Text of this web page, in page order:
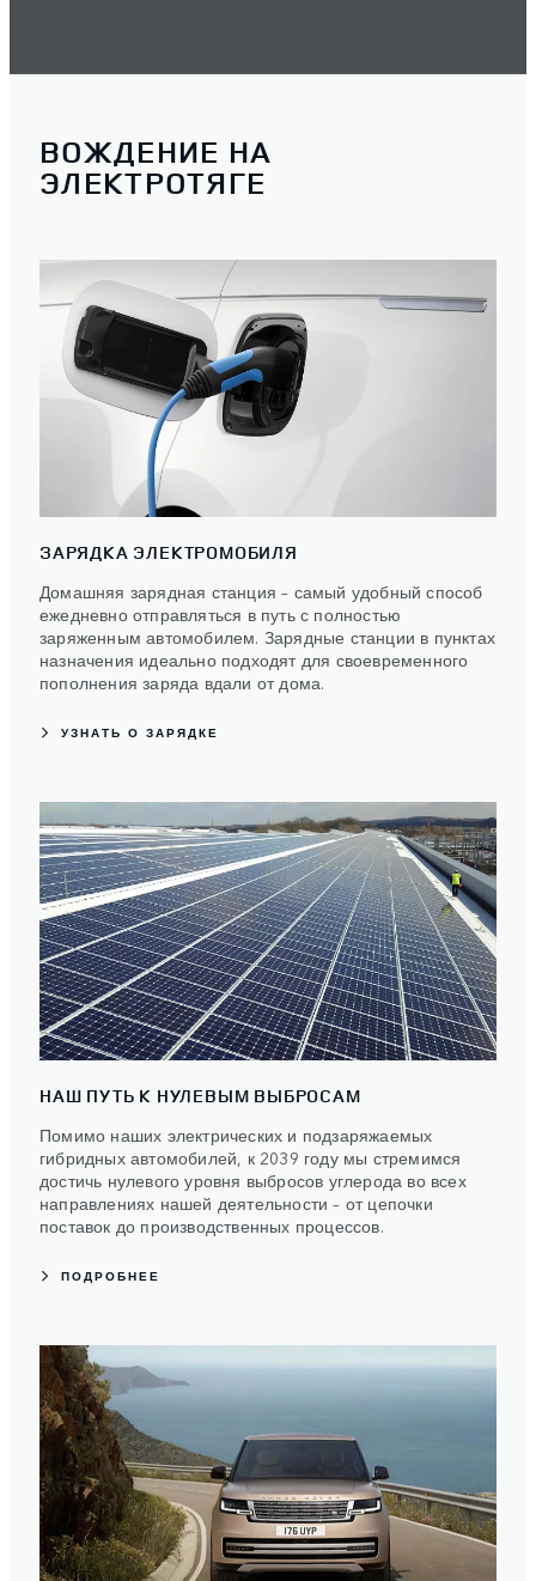
ВОЖДЕНИЕ НА
ЭЛЕКТРОТЯГЕ
ЗАРЯДКА ЭЛЕКТРОМОБИЛЯ
Домашняя зарядная станция – самый удобный способ
ежедневно отправляться в путь с полностью
заряженным автомобилем. Зарядные станции в пунктах
назначения идеально подходят для своевременного
пополнения заряда вдали от дома.
УЗНАТЬ О ЗАРЯДКЕ
НАШ ПУТЬ К НУЛЕВЫМ ВЫБРОСАМ
Помимо наших электрических и подзаряжаемых
гибридных автомобилей, к 2039 году мы стремимся
достичь нулевого уровня выбросов углерода во всех
направлениях нашей деятельности – от цепочки
поставок до производственных процессов.
ПОДРОБНЕЕ